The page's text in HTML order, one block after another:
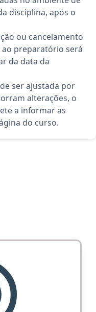
disciplina, após o
ou cancelamento
ao preparatório será
da data da
ser ajustada por
alterações, o
a informar as
do curso.